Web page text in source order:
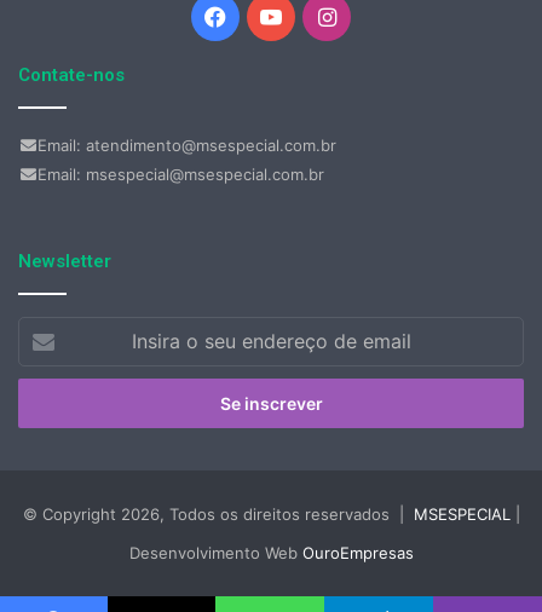
Facebook
YouTubeInstagram
Contate-nos
Email: atendimento@msespecial.com.br
Email: msespecial@msespecial.com.br
Newsletter
seu
de
© Copyright 2026, Todos os direitos reservados | MSESPECIAL
Desenvolvimento Web OuroEmpresas